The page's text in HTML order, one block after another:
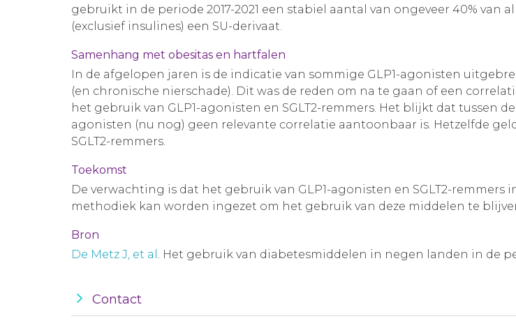
gebruikt in de periode 2017-2021 een stabiel aantal van ongeveer 40%
(exclusief insulines) een SU-derivaat.
Samenhang met obesitas en hartfalen
In de afgelopen jaren is de indicatie van sommige GLP1-agonisten
(en chronische nierschade). Dit was de reden om na te gaan of een
het gebruik van GLP1-agonisten en SGLT2-remmers. Het blijkt dat tussen
agonisten (nu nog) geen relevante correlatie aantoonbaar is. Hetzelfde
SGLT2-remmers.
Toekomst
De verwachting is dat het gebruik van GLP1-agonisten en SGLT2-
methodiek kan worden ingezet om het gebruik van deze middelen te
Bron
De Metz J, et al . Het gebruik van diabetesmiddelen in negen landen in de
Contact